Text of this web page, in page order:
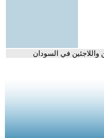
واللاجئين في السودان